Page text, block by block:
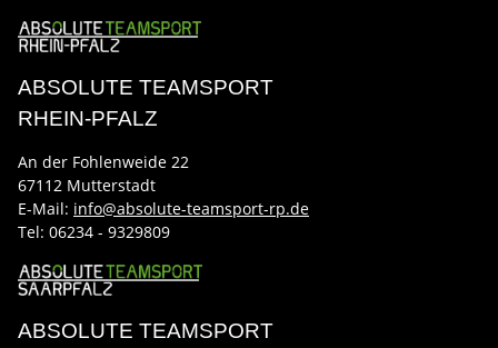
ABSOLUTE TEAMSPORT
RHEIN-PFALZ
An der Fohlenweide 22
67112 Mutterstadt
E-Mail: info@absolute-teamsport-rp.de
Tel: 06234 - 9329809
ABSOLUTE TEAMSPORT